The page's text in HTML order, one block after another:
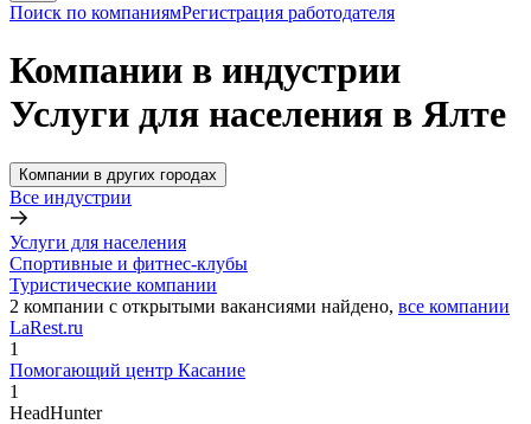
Поиск по компаниямРегистрация работодателя
Компании в индустрии
Услуги для населения в Ялте
Компании в других городах
Все индустрии
Услуги для населения
Спортивные и фитнес-клубы
Туристические компании
2 компании с открытыми вакансиями найдено, все компании
LaRest.ru
1
Помогающий центр Касание
1
HeadHunter